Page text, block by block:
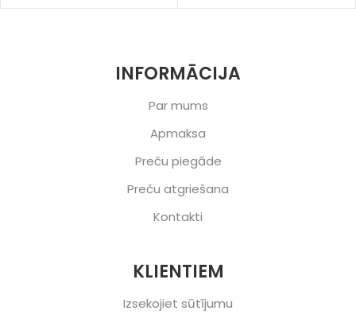
INFORMĀCIJA
Par mums
Apmaksa
Preču piegāde
Preču atgriešana
Kontakti
KLIENTIEM
Izsekojiet sūtījumu